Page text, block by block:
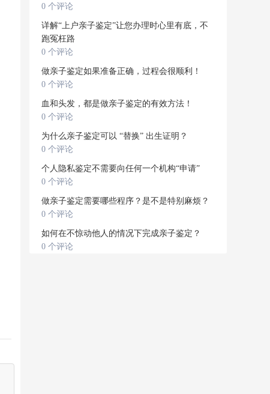
0 个评论
详解“上户亲子鉴定”让您办理时心里有底，不
跑冤枉路
0 个评论
做亲子鉴定如果准备正确，过程会很顺利！
0 个评论
血和头发，都是做亲子鉴定的有效方法！
0 个评论
为什么亲子鉴定可以 “替换” 出生证明？
0 个评论
个人隐私鉴定不需要向任何一个机构“申请”
0 个评论
做亲子鉴定需要哪些程序？是不是特别麻烦？
0 个评论
如何在不惊动他人的情况下完成亲子鉴定？
0 个评论